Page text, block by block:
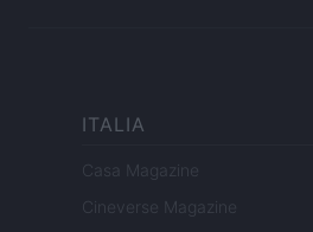
ITALIA
Casa Magazine
Cineverse Magazine